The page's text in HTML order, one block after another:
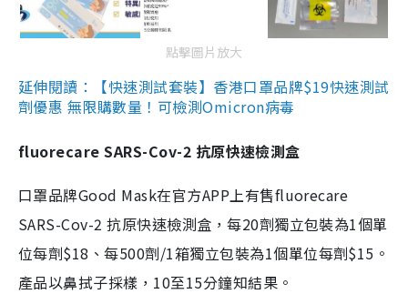
點擊圖片放大
延伸閱讀：【快速測試套裝】香港口罩品牌$19快速測試
劑優惠 無限購數量！可檢測Omicron病毒
fluorecare SARS-Cov-2 抗原快速檢測盒
口罩品牌Good Mask在官方APP上有售fluorecare
SARS-Cov-2 抗原快速檢測盒，每20劑獨立包裝為1個單
位每劑$18、每500劑/1箱獨立包裝為1個單位每劑$15。
產品以鼻拭子採樣，10至15分鐘知結果。